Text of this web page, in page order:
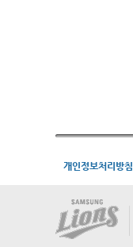
개인정보처리방침